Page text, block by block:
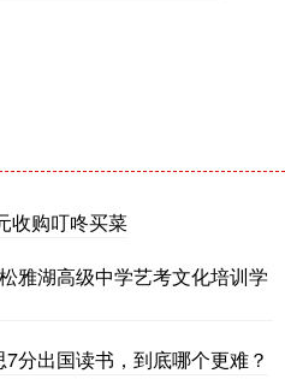
收购叮咚买菜
雅湖高级中学艺考文化培训学
分出国读书，到底哪个更难？